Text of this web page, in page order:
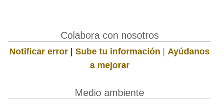
Colabora con nosotros
Notificar error | Sube tu información | Ayúdanos
a mejorar
Medio ambiente